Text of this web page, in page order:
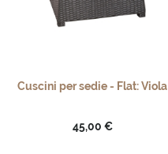
Cuscini per sedie - Flat: Viola
45,00 €